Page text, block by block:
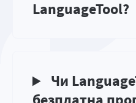
LanguageTool?
Чи